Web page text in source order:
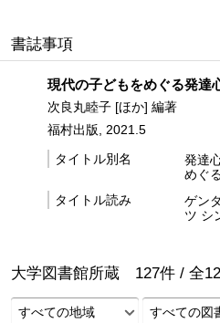
書誌事項
現代の子どもをめぐる発達
次良丸睦子 [ほか] 編著
福村出版, 2021.5
タイトル別名
発達
めぐ
タイトル読み
ゲン
ツ シ
大学図書館所蔵 127件 / 全
すべての地域
すべての図